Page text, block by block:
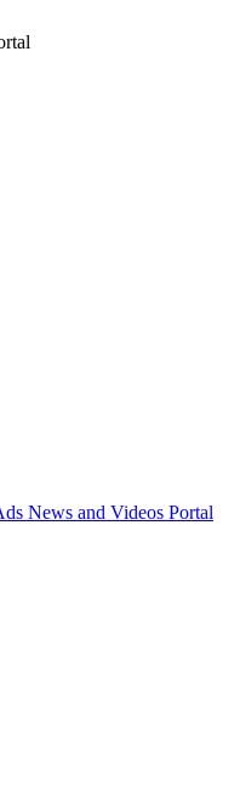
News and Videos Portal